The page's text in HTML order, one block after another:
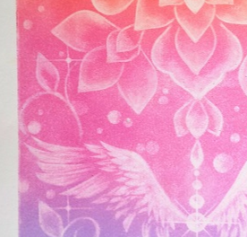
ホーム DSCF5205
Warning
: ltrim() expects parameter 1
in/home/xs524725/reiki-
includes/formatting.php
on line 4343
DSCF5205
2023.01.5